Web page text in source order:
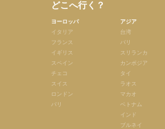
どこへ行く？
ヨーロッパ
イタリア
フランス
イギリス
スペイン
チェコ
スイス
ロンドン
パリ
アジア
台湾
バリ
スリランカ
カンボジア
タイ
ラオス
マカオ
ベトナム
インド
ブルネイ